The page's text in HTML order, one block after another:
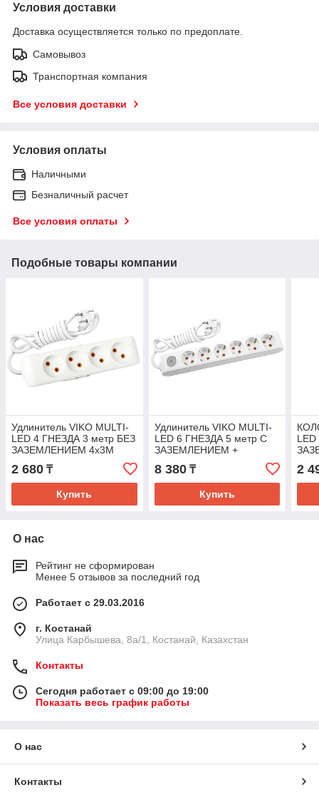
Условия доставки
Доставка осуществляется только по предоплате.
Самовывоз
Транспортная компания
Все условия доставки
Условия оплаты
Наличными
Безналичный расчет
Все условия оплаты
Подобные товары компании
Удлинитель VIKO MULTI-
LED 4 ГНЕЗДА 3 метр БЕЗ
ЗАЗЕМЛЕНИЕМ 4х3M
2 680 ₸
Купить
Удлинитель VIKO MULTI-
LED 6 ГНЕЗДА 5 метр C
ЗАЗЕМЛЕНИЕМ +
ВЫКЛЮЧАТЕЛЕМ 6X5M
8 380₸
Купить
2
О нас
Рейтинг не сформирован
Менее 5 отзывов за последний год
Работает с 29.03.2016
г. Костанай
Улица Карбышева, 8а/1, Костанай, Казахстан
Контакты
Сегодня работает с 09:00 до 19:00
Показать весь график работы
О нас
Контакты